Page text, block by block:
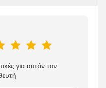
για αυτόν τον